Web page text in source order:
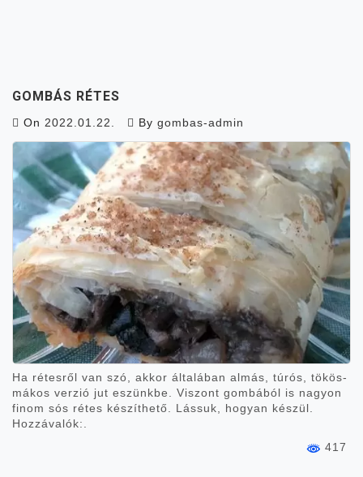
GOMBÁS RÉTES
On 2022.01.22. By gombas-admin
Ha rétesről van szó, akkor általában almás, túrós, tökös-
mákos verzió jut eszünkbe. Viszont gombából is nagyon
finom sós rétes készíthető. Lássuk, hogyan készül.
Hozzávalók:.
417